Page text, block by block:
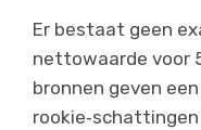
Er bestaat geen
nettowaarde voor
bronnen geven